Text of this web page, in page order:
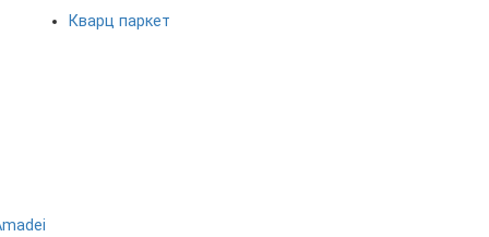
Кварц паркет